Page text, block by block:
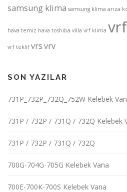
samsung klima samsung klima arıza
hava temiz hava toshiba villa vrf klima vrf
vrf teklif vrsvrv
SON YAZILAR
731P_732P_732Q_752W Kelebek
731P / 732P / 731Q / 732Q Kelebek
731P / 732P / 731Q / 732Q
700G-704G-705G Kelebek Vana
700E-700K-700S Kelebek Vana